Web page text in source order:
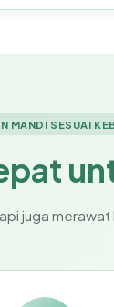
MANDI SESUAI
juga merawat